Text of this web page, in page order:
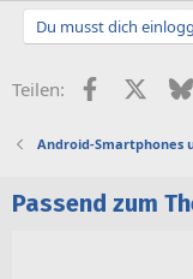
Du musst dich
Teilen: Facebook
X
Android-Smartphones
Passend zum